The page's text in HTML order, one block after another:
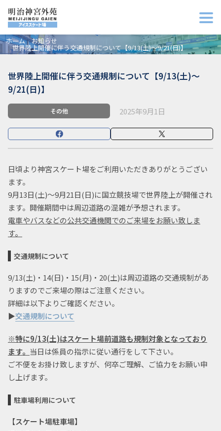
ホーム お知らせ
世界陸上開催に伴う交通規制について【9/13(土)～9/21(日)】
世界陸上開催に伴う交通規制について【9/13(土)～
9/21(日)】
その他 2025年9月1日
日頃より神宮スケート場をご利用いただきありがとうござい
ます。
9月13日(土)～9月21日(日)に国立競技場で世界陸上が開催され
ます。開催期間中は周辺道路の混雑が予想されます。
電車やバスなどの公共交通機関でのご来場をお願い致しま
す。
交通規制について
9/13(土)・14(日)・15(月)・20(土)は周辺道路の交通規制があ
りますのでご来場の際はご注意ください。
詳細は以下よりご確認ください。
▶交通規制について
※特に9/13(土)はスケート場前道路も規制対象となっており
ます。 当日は係員の指示に従い通行をして下さい。
ご不便をお掛け致しますが、何卒ご理解、ご協力をお願い申
し上げます。
駐車場利用について
【スケート場駐車場】